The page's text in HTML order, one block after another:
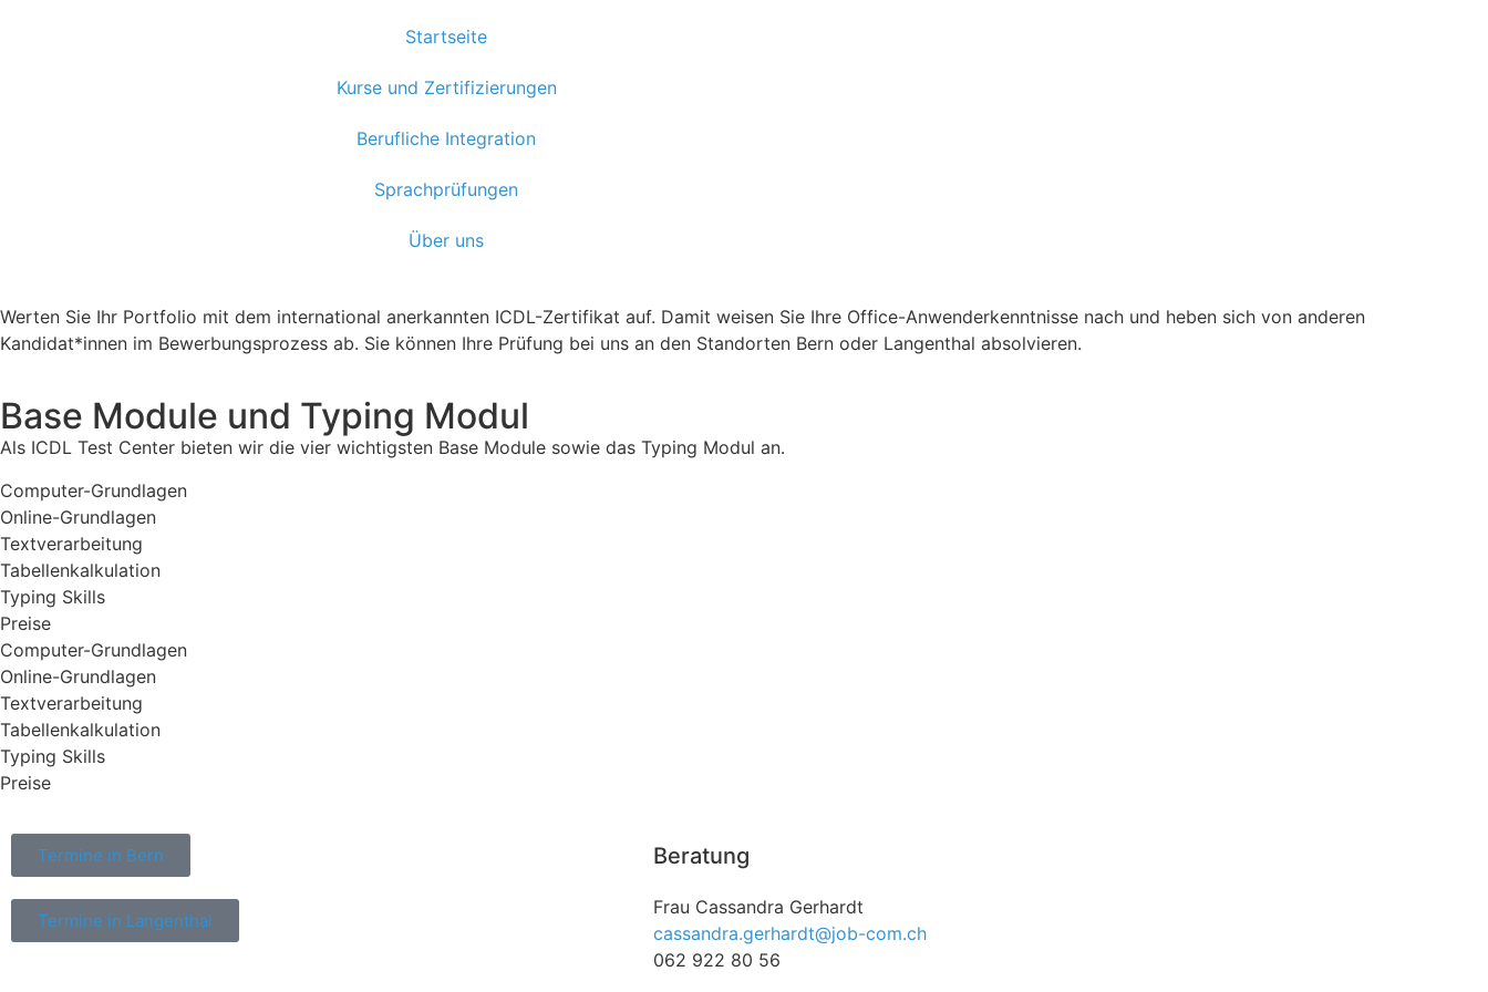
Startseite
Kurse und Zertifizierungen
Berufliche Integration
Sprachprüfungen
Über uns
Werten Sie Ihr Portfolio mit dem international anerkannten ICDL-Zertifikat auf. Damit weisen Sie Ihre Office-Anwenderkenntnisse nach und heben sich von anderen
Kandidat*innen im Bewerbungsprozess ab. Sie können Ihre Prüfung bei uns an den Standorten Bern oder Langenthal absolvieren.
Base Module und Typing Modul
Als ICDL Test Center bieten wir die vier wichtigsten Base Module sowie das Typing Modul an.
Computer-Grundlagen
Online-Grundlagen
Textverarbeitung
Tabellenkalkulation
Typing Skills
Preise
Computer-Grundlagen
Online-Grundlagen
Textverarbeitung
Tabellenkalkulation
Typing Skills
Preise
Termine in Bern
Termine in Langenthal
Beratung
Frau Cassandra Gerhardt
cassandra.gerhardt@job-com.ch
062 922 80 56